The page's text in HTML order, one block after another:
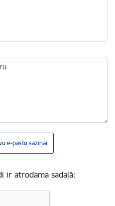
e-pastu saziņai
ir atrodama sadaļā: